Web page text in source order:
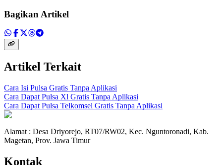
Bagikan Artikel
Artikel Terkait
Cara Isi Pulsa Gratis Tanpa Aplikasi
Cara Dapat Pulsa Xl Gratis Tanpa Aplikasi
Cara Dapat Pulsa Telkomsel Gratis Tanpa Aplikasi
Alamat : Desa Driyorejo, RT07/RW02, Kec. Nguntoronadi, Kab.
Magetan, Prov. Jawa Timur
Kontak